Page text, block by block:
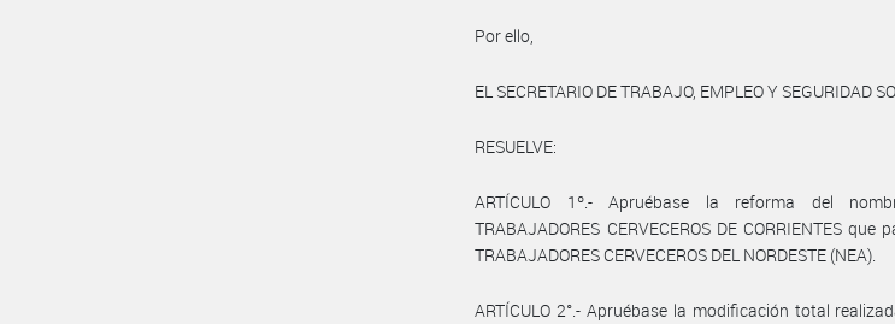
Por ello,
EL SECRETARIO DE TRABAJO, EMPLEO Y SEGURIDAD
RESUELVE:
ARTÍCULO 1º.- Apruébase la reforma del
TRABAJADORES CERVECEROS DE CORRIENTES
TRABAJADORES CERVECEROS DEL NORDESTE (NEA).
ARTÍCULO 2°.- Apruébase la modificación total